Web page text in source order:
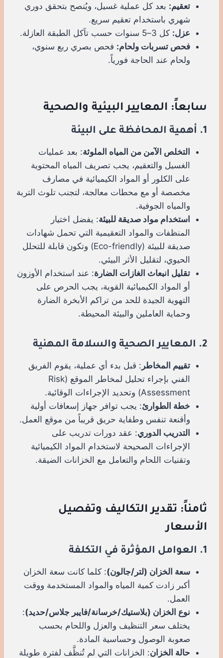
تعقيم: بعد كل عملية غسيل، ويُنصح بتحقق دوري
شهري باستخدام تعقيم سريع.
عزل: كل 3–5 سنوات حسب تآكل الطبقة العازلة.
فحص تسربات ولحام: فحص بصري ربع سنوي،
ولحام عند الحاجة فورياً.
سابعاً: المعايير البيئية والصحية
1. أهمية المحافظة على البيئة
التخلص الآمن من المياه الملوثة: بعد عمليات
الغسيل والتعقيم، يجب تصريف المياه المحتوية
على الكلور أو المواد الكيميائية في مصارف
مخصصة أو مع محطات معالجة، لتجنب تلوث التربة
والمياه الجوفية.
استخدام مواد صديقة للبيئة: يفضل اختيار
المنظفات والمواد التعقيمية التي تحمل شهادات
صديقة للبيئة (Eco-friendly) وتكون قابلة للتحلل
الحيوي، لتقليل الأثر البيئي.
تقليل انبعاث الغازات الضارة: عند استخدام الأوزون
أو المواد الكيميائية القوية، يجب الحرص على
التهوية الجيدة للحد من تراكم الأبخرة الضارة
وحماية العاملين والبيئة المحيطة.
2. المعايير الصحية والسلامة المهنية
تقييم المخاطر : قبل بدء أي عملية، يقوم الفريق
الفني بإجراء تحليل لمخاطر الموقع (Risk
Assessment) وتحديد الإجراءات الوقائية.
خطة الطوارئ: يجب توافر جهاز إسعافات أولية
وأقنعة تنفس وطفاية حريق قريباً من موقع العمل.
التدريب الدوري: عقد دورات تدريب على
الإجراءات الصحيحة لاستخدام المواد الكيميائية
وتقنيات اللحام والتعامل مع الخزانات الضيقة.
ثامناً: تقدير التكاليف وتفصيل
الأسعار
1. العوامل المؤثرة في التكلفة
سعة الخزان (لتر/جالون): كلما كانت سعة الخزان
أكبر زادت كمية المياه والمواد المستخدمة ووقت
العمل.
نوع الخزان (بلاستيك/خرسانة/فايبر جلاس/حديد):
يختلف سعر التنظيف والعزل واللحام بحسب
صعوبة الوصول وحساسية المادة.
حالة الخزان: الخزانات التي لم تُنظَّف لفترة طويلة